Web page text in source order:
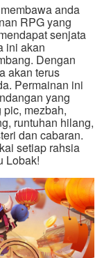
anda
RPG yang
senjata
ini akan
Dengan
akan terus
Permainan ini
yang
mezbah,
runtuhan hilang,
dan cabaran.
setiap rahsia
Lobak!